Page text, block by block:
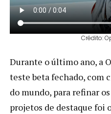
Crédito:
Durante o último ano, a
teste beta fechado, com
do mundo, para refinar
projetos de destaque foi